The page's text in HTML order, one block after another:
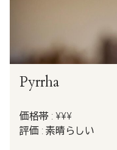
Pyrrha
価格帯 : ¥¥¥
評価 : 素晴らしい